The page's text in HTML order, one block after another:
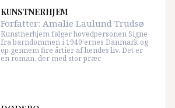
KUNSTNERHJEM
Forfatter: Amalie Laulund Trudsø
Kunstnerhjem følger hovedpersonen Signe
fra barndommen i 1940’ernes Danmark og
op gennem fire årtier af hendes liv. Det er
en roman, der med stor præc